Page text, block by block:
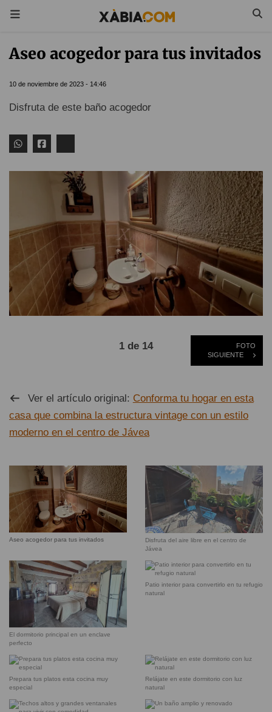
Aseo acogedor para tus invitados
10 de noviembre de 2023 - 14:46
Disfruta de este baño acogedor
1 de 14
FOTO
SIGUIENTE
Ver el artículo original: Conforma tu hogar en esta
casa que combina la estructura vintage con un estilo
moderno en el centro de Jávea
Aseo acogedor para tus invitados
Disfruta del aire libre en el centro de
Jávea
El dormitorio principal en un enclave
perfecto
Patio interior para convertirlo en tu refugio
natural
Prepara tus platos esta cocina muy
especial
Relájate en este dormitorio con luz
natural